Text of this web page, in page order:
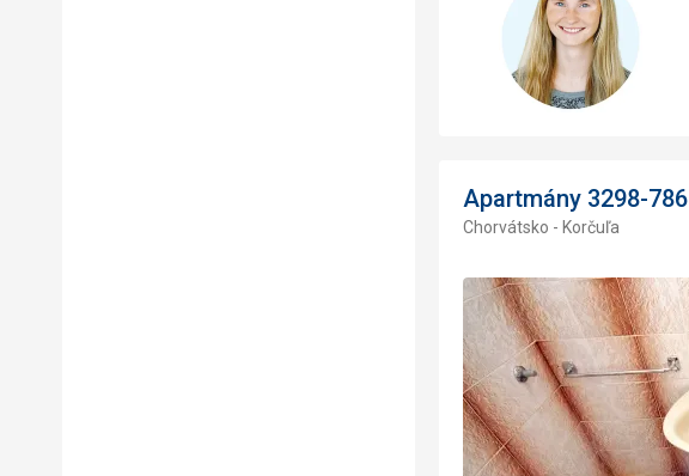
Apartmány 3298-786
Chorvátsko - Korčuľa